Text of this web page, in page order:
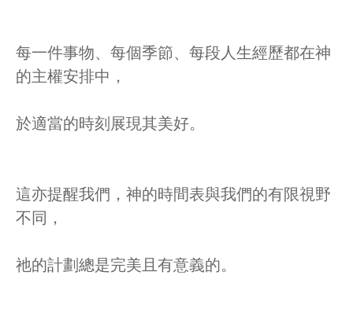
每一件事物、每個季節、每段人生經歷都在神
的主權安排中，
於適當的時刻展現其美好。
這亦提醒我們，神的時間表與我們的有限視野
不同，
祂的計劃總是完美且有意義的。